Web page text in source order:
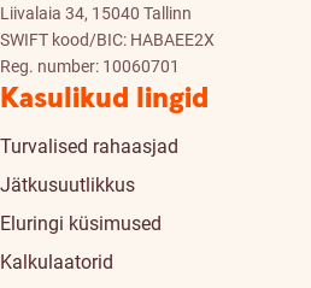
Liivalaia 34, 15040 Tallinn
SWIFT kood/BIC: HABAEE2X
Reg. number: 10060701
Kasulikud lingid
Turvalised rahaasjad
Jätkusuutlikkus
Eluringi küsimused
Kalkulaatorid